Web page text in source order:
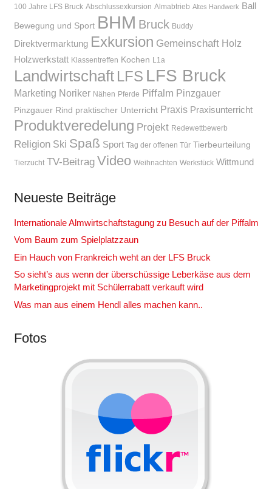
100 Jahre LFS Bruck Abschlussexkursion Almabtrieb Altes Handwerk Ball
Bewegung und Sport BHM Bruck Buddy
Direktvermarktung Exkursion Gemeinschaft Holz
Holzwerkstatt Klassentreffen Kochen L1a
Landwirtschaft LFS LFS Bruck
Marketing Noriker Nähen Pferde Piffalm Pinzgauer
Pinzgauer Rind praktischer Unterricht Praxis Praxisunterricht
Produktveredelung Projekt Redewettbewerb
Religion Ski Spaß Sport Tag der offenen Tür Tierbeurteilung
Tierzucht TV-Beitrag Video Weihnachten Werkstück Wittmund
Neueste Beiträge
Internationale Almwirtschaftstagung zu Besuch auf der Piffalm
Vom Baum zum Spielplatzzaun
Ein Hauch von Frankreich weht an der LFS Bruck
So sieht’s aus wenn der überschüssige Leberkäse aus dem
Marketingprojekt mit Schülerrabatt verkauft wird
Was man aus einem Hendl alles machen kann..
Fotos